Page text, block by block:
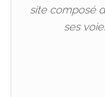
site composé
ses